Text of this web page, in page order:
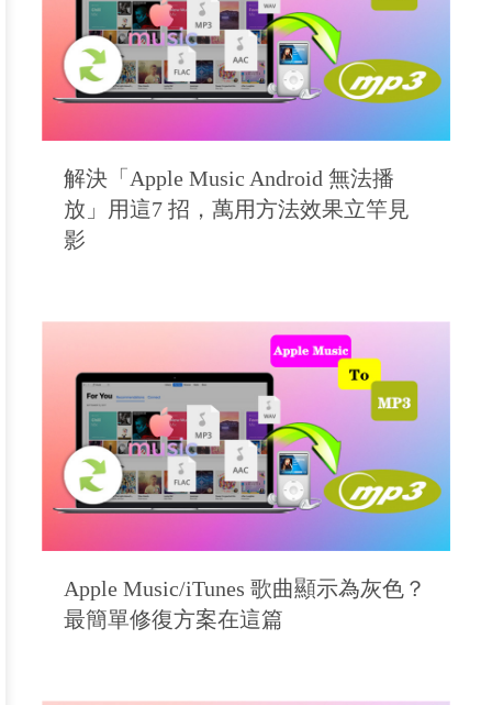
解決「Apple Music Android 無法播
放」用這7 招，萬用方法效果立竿見
影
Apple Music/iTunes 歌曲顯示為灰色？
最簡單修復方案在這篇